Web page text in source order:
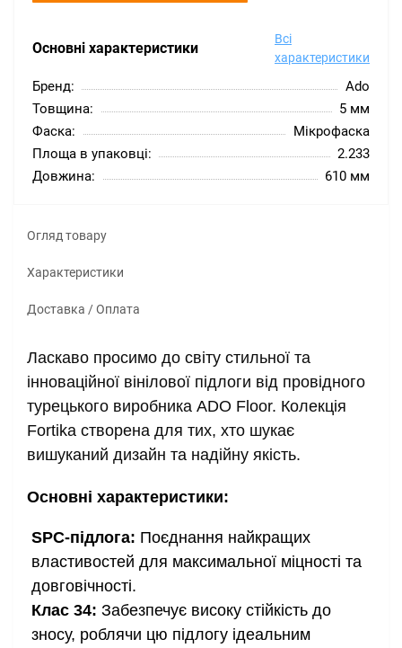
Основні характеристики
Всі
характеристики
Бренд:
Ado
Товщина:
5 мм
Фаска:
Мікрофаска
Площа в упаковці:
2.233
Довжина:
610 мм
Огляд товару
Характеристики
Доставка / Оплата
Ласкаво просимо до світу стильної та
інноваційної вінілової підлоги від провідного
турецького виробника ADO Floor. Колекція
Fortika створена для тих, хто шукає
вишуканий дизайн та надійну якість.
Основні характеристики:
SPC-підлога: Поєднання найкращих
властивостей для максимальної міцності та
довговічності.
Клас 34: Забезпечує високу стійкість до
зносу, роблячи цю підлогу ідеальним